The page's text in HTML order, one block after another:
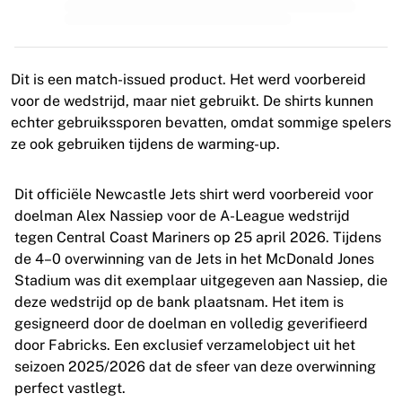
Vrouwenvoetbal in de VS
NWSL
OL Lyonnes
Paris Saint-Germain Feminines
Arsenal WFC
Basketbal
Highlights
Charlotte Hornets
Chicago Bulls
LA Clippers
Portland Trail Blazers
Virtus Bologna
Bekijk alles over basketbal
Top NBA-teams
Charlotte Hornets
Dit is een match-issued product. Het werd voorbereid
voor de wedstrijd, maar niet gebruikt. De shirts kunnen
echter gebruikssporen bevatten, omdat sommige spelers
ze ook gebruiken tijdens de warming-up.
Dit officiële Newcastle Jets shirt werd voorbereid voor
doelman Alex Nassiep voor de A-League wedstrijd
tegen Central Coast Mariners op 25 april 2026. Tijdens
de 4–0 overwinning van de Jets in het McDonald Jones
Stadium was dit exemplaar uitgegeven aan Nassiep, die
deze wedstrijd op de bank plaatsnam. Het item is
gesigneerd door de doelman en volledig geverifieerd
door Fabricks. Een exclusief verzamelobject uit het
seizoen 2025/2026 dat de sfeer van deze overwinning
perfect vastlegt.